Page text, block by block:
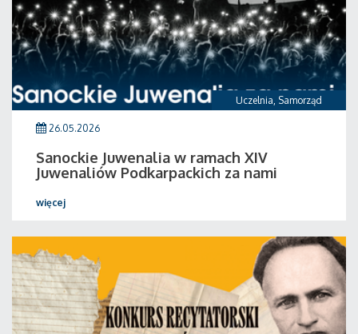
Uczelnia, Samorząd
26.05.2026
Sanockie Juwenalia w ramach XIV
Juwenaliów Podkarpackich za nami
więcej